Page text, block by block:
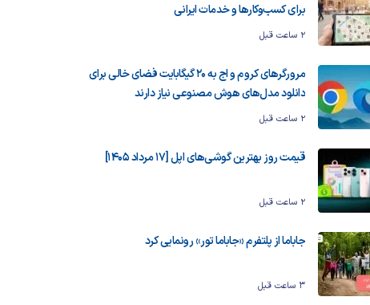
برای کسب‌وکارها و خدمات ایرانی
2 ساعت قبل
مرورگرهای کروم و اج به ۲۰ گیگابایت فضای خالی برای
دانلود مدل‌های هوش مصنوعی نیاز دارند
2 ساعت قبل
قیمت روز بهترین گوشی‌های اپل [17 مرداد 1405]
2 ساعت قبل
جاباما از پلتفرم «جاباما تور» رونمایی کرد
3 ساعت قبل